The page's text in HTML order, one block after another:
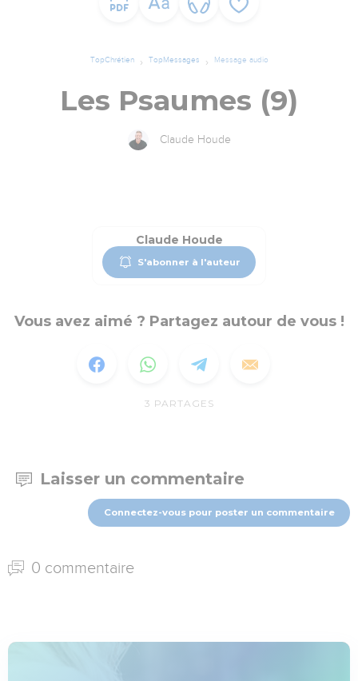
TopChrétien TopMessages Message audio
Les Psaumes (9)
Claude Houde
Claude Houde
S'abonner à l'auteur
Vous avez aimé ? Partagez autour de vous !
3 PARTAGES
Laisser un commentaire
Connectez-vous pour poster un commentaire
0 commentaire